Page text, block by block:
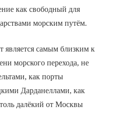
как свободный для
морским путём.
является самым близким к
морского перехода, не
как порты
Дарданеллами, как
далёкий от Москвы